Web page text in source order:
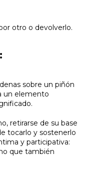
otro o devolverlo.
sobre un piñón
un elemento
retirarse de su base
tocarlo y sostenerlo
y participativa:
que también